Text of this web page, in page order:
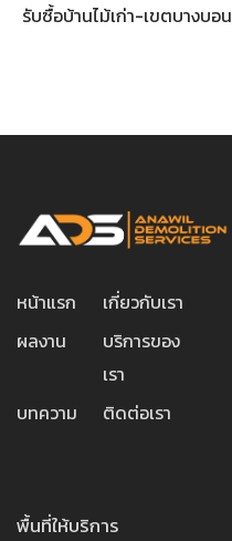
รับซื้อบ้านไม้เก่า-เขตบางบอน
หน้าแรก
เกี่ยวกับเรา
ผลงาน
บริการของ
เรา
บทความ
ติดต่อเรา
พื้นที่ให้บริการ